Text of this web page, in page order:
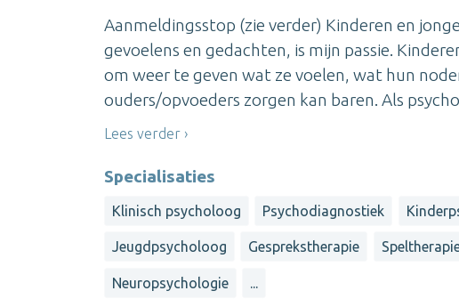
Aanmeldingsstop (zie verder) Kinderen en
gevoelens en gedachten, is mijn passie.
om weer te geven wat ze voelen, wat hun
ouders/opvoeders zorgen kan baren. Als
Lees verder
Specialisaties
Klinisch psycholoog Psychodiagnostiek
Jeugdpsycholoog Gesprekstherapie
Neuropsychologie ...